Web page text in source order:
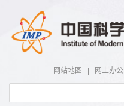
网站地图 网上办公